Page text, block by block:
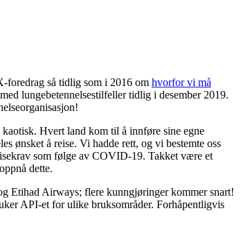
foredrag så tidlig som i 2016 om hvorfor vi må
lungebetennelsestilfeller tidlig i desember 2019.
Hvert land kom til å innføre sine egne
ønsket å reise. Vi hadde rett, og vi bestemte oss
som følge av COVID-19. Takket være et
dette.
Etihad Airways; flere kunngjøringer kommer snart!
API-et for ulike bruksområder. Forhåpentligvis